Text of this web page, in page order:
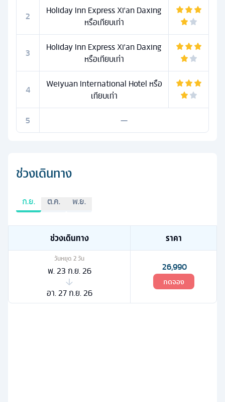
2
Holiday Inn Express Xi'an Daxing
หรือเทียบเท่า
3
Holiday Inn Express Xi'an Daxing
หรือเทียบเท่า
4
Weiyuan International Hotel หรือ
เทียบเท่า
5
—
ช่วงเดินทาง
ก.ย. ต.ค. พ.ย.
ช่วงเดินทาง ราคา
วันหยุด 2วัน
พ. 23 ก.ย. 26
อา. 27 ก.ย. 26
26,990
กดจอง